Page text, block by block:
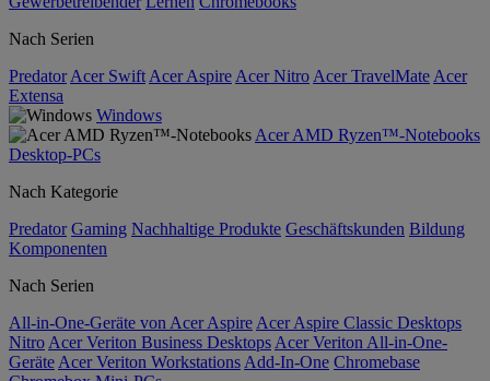
Nach Serien
Predator Acer Swift Acer Aspire Acer Nitro Acer TravelMate Acer
Extensa
Windows
Acer AMD Ryzen™-Notebooks
Desktop-PCs
Nach Kategorie
Predator Gaming Nachhaltige Produkte Geschäftskunden Bildung
Komponenten
Nach Serien
All-in-One-Geräte von Acer Aspire Acer Aspire Classic Desktops
Nitro Acer Veriton Business Desktops Acer Veriton All-in-One-
Geräte Acer Veriton Workstations Add-In-One Chromebase